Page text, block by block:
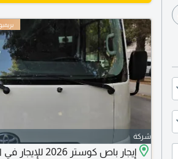
شركة
إيجار باص